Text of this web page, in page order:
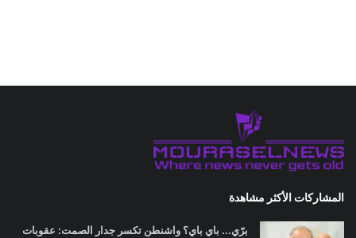
المشاركات الأكثر مشاهدة
برّي... باي باي؟ واشنطن تكسر جدار الصمت: عقوبات